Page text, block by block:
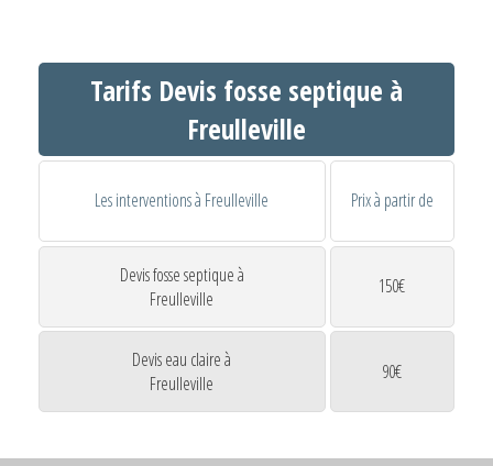
Tarifs Devis fosse septique à
Freulleville
Les interventions à Freulleville Prix à partir de
Devis fosse septique à
Freulleville
150€
Devis eau claire à
Freulleville
90€